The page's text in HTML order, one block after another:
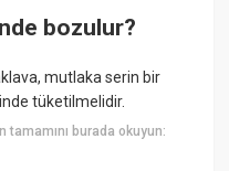
bozulur?
mutlaka serin bir
tüketilmelidir.
tamamını burada okuyun: